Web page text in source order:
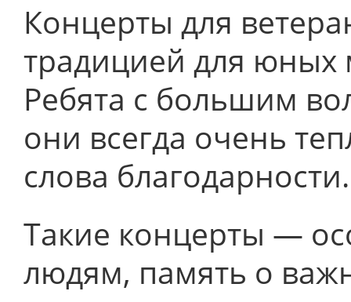
Концерты для
традицией для юных
Ребята с большим
они всегда очень
слова благодарности.
Такие концерты —
людям, память о